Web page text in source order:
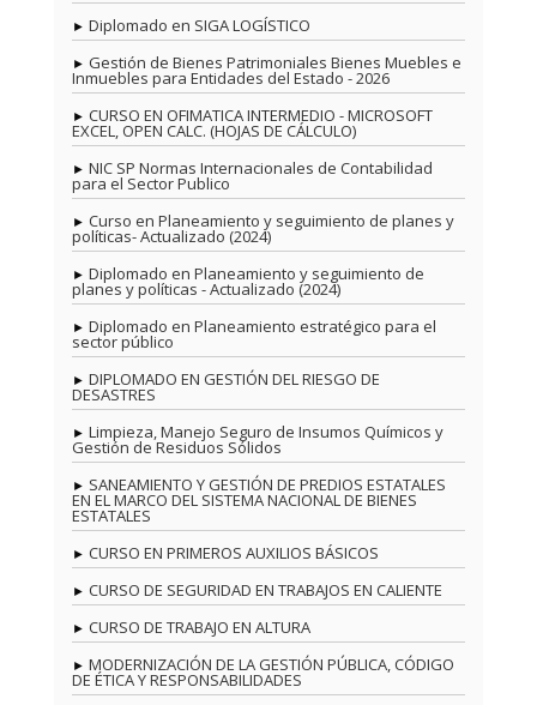
Diplomado en SIGA LOGÍSTICO
Gestión de Bienes Patrimoniales Bienes Muebles e
Inmuebles para Entidades del Estado - 2026
CURSO EN OFIMATICA INTERMEDIO - MICROSOFT
EXCEL, OPEN CALC. (HOJAS DE CÁLCULO)
NIC SP Normas Internacionales de Contabilidad
para el Sector Publico
Curso en Planeamiento y seguimiento de planes y
políticas- Actualizado (2024)
Diplomado en Planeamiento y seguimiento de
planes y políticas - Actualizado (2024)
Diplomado en Planeamiento estratégico para el
sector público
DIPLOMADO EN GESTIÓN DEL RIESGO DE
DESASTRES
Limpieza, Manejo Seguro de Insumos Químicos y
Gestión de Residuos Sólidos
SANEAMIENTO Y GESTIÓN DE PREDIOS ESTATALES
EN EL MARCO DEL SISTEMA NACIONAL DE BIENES
ESTATALES
CURSO EN PRIMEROS AUXILIOS BÁSICOS
CURSO DE SEGURIDAD EN TRABAJOS EN CALIENTE
CURSO DE TRABAJO EN ALTURA
MODERNIZACIÓN DE LA GESTIÓN PÚBLICA, CÓDIGO
DE ÉTICA Y RESPONSABILIDADES